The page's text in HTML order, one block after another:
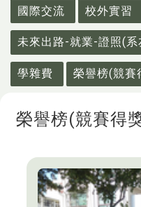
國際交流 校外實習
未來出路-就業-證照(系
學雜費 榮譽榜(競賽
榮譽榜(競賽得